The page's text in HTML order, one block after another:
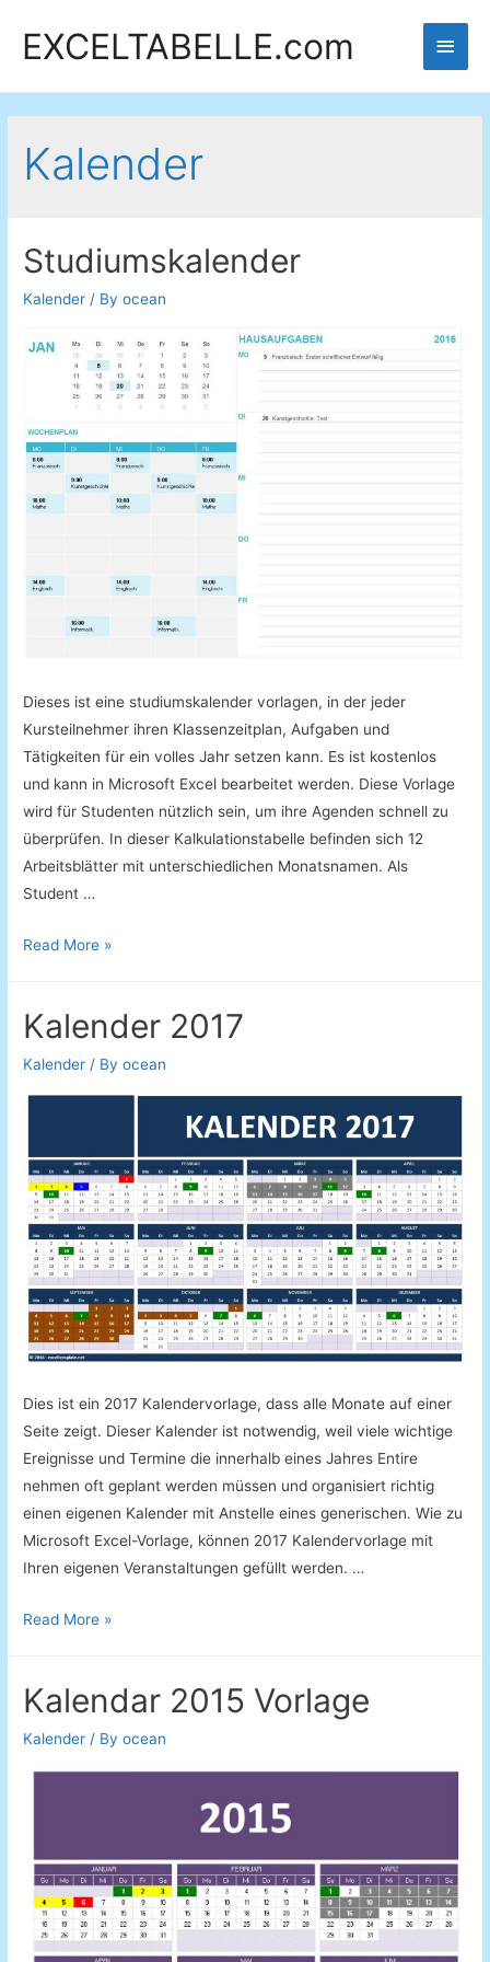
EXCELTABELLE.com
Main
Kalender
Studiumskalender
Kalender / Byocean
Dieses ist eine studiumskalender vorlagen, in der jeder
Kursteilnehmer ihren Klassenzeitplan, Aufgaben und
Tätigkeiten für ein volles Jahr setzen kann. Es ist kostenlos
und kann in Microsoft Excel bearbeitet werden. Diese Vorlage
wird für Studenten nützlich sein, um ihre Agenden schnell zu
überprüfen. In dieser Kalkulationstabelle befinden sich 12
Arbeitsblätter mit unterschiedlichen Monatsnamen. Als
Student …
Studiumskalender
Read More »
Kalender 2017
Kalender / Byocean
Dies ist ein 2017 Kalendervorlage, dass alle Monate auf einer
Seite zeigt. Dieser Kalender ist notwendig, weil viele wichtige
Ereignisse und Termine die innerhalb eines Jahres Entire
nehmen oft geplant werden müssen und organisiert richtig
einen eigenen Kalender mit Anstelle eines generischen. Wie zu
Microsoft Excel-Vorlage, können 2017 Kalendervorlage mit
Ihren eigenen Veranstaltungen gefüllt werden. …
Kalender
Read More »
Kalendar 2015 Vorlage
Kalender / Byocean